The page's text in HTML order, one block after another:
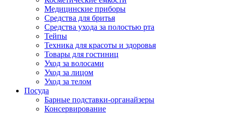
Медицинские приборы
Средства для бритья
Средства ухода за полостью рта
Тейпы
Техника для красоты и здоровья
Товары для гостиниц
Уход за волосами
Уход за лицом
Уход за телом
Посуда
Барные подставки-органайзеры
Консервирование